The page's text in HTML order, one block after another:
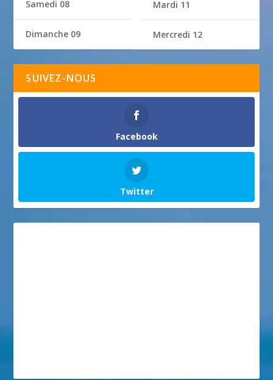
Samedi 08
Dimanche 09
Mardi 11
Mercredi 12
SUIVEZ-NOUS
Facebook
Twitter